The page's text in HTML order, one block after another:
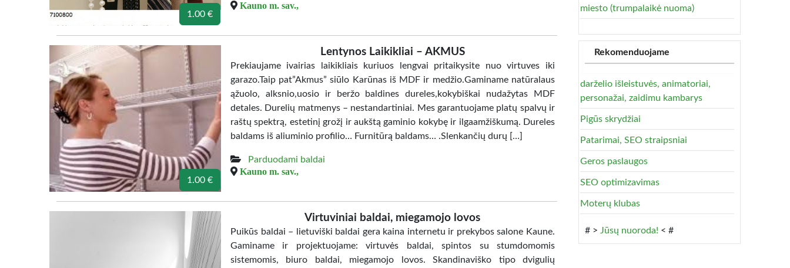
1.00 €
Kauno m. sav.,
1.00 €
Lentynos Laikikliai – AKMUS
Prekiaujame ivairias laikikliais kuriuos lengvai pritaikysite nuo virtuves iki
garazo.Taip pat”Akmus” siūlo Karūnas iš MDF ir medžio.Gaminame natūralaus
ąžuolo, alksnio,uosio ir beržo baldines dureles,kokybiškai nudažytas MDF
detales. Durelių matmenys – nestandartiniai. Mes garantuojame platų spalvų ir
raštų spektrą, estetinį grožį ir aukštą gaminio kokybę ir ilgaamžiškumą. Dureles
baldams iš aliuminio profilio… Furnitūrą baldams… .Slenkančių durų […]
Parduodami baldai
Kauno m. sav.,
Virtuviniai baldai, miegamojo lovos
Puikūs baldai – lietuviški baldai gera kaina internetu ir prekybos salone Kaune.
Gaminame ir projektuojame: virtuvės baldai, spintos su stumdomomis
sistemomis, biuro baldai, miegamojo lovos. Skandinaviško tipo dvigulių
miesto (trumpalaikė nuoma)
Rekomenduojame
darželio išleistuvės, animatoriai,
personažai, zaidimu kambarys
Pigūs skrydžiai
Patarimai, SEO straipsniai
Geros paslaugos
SEO optimizavimas
Moterų klubas
# > Jūsų nuoroda! < #